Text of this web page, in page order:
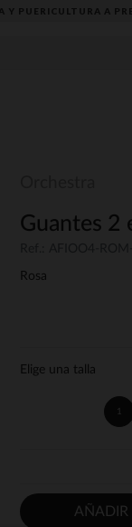
PUERICULTURA A
Guantes 2
Rosa
Elige una talla
1
AÑADIR